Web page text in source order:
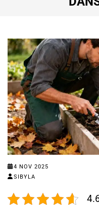
4 NOV 2025
SIBYLA